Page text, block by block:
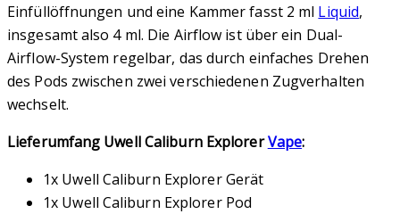
Einfüllöffnungen und eine Kammer fasst 2 ml Liquid,
insgesamt also 4 ml. Die Airflow ist über ein Dual-
Airflow-System regelbar, das durch einfaches Drehen
des Pods zwischen zwei verschiedenen Zugverhalten
wechselt.
Lieferumfang Uwell Caliburn ExplorerVape:
1x Uwell Caliburn Explorer Gerät
1x Uwell Caliburn Explorer Pod